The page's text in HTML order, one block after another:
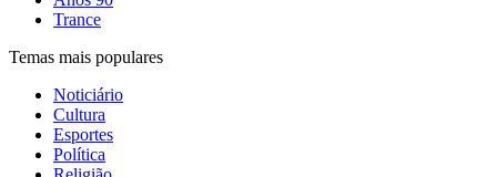
Trance
Temas mais populares
Noticiário
Cultura
Esportes
Política